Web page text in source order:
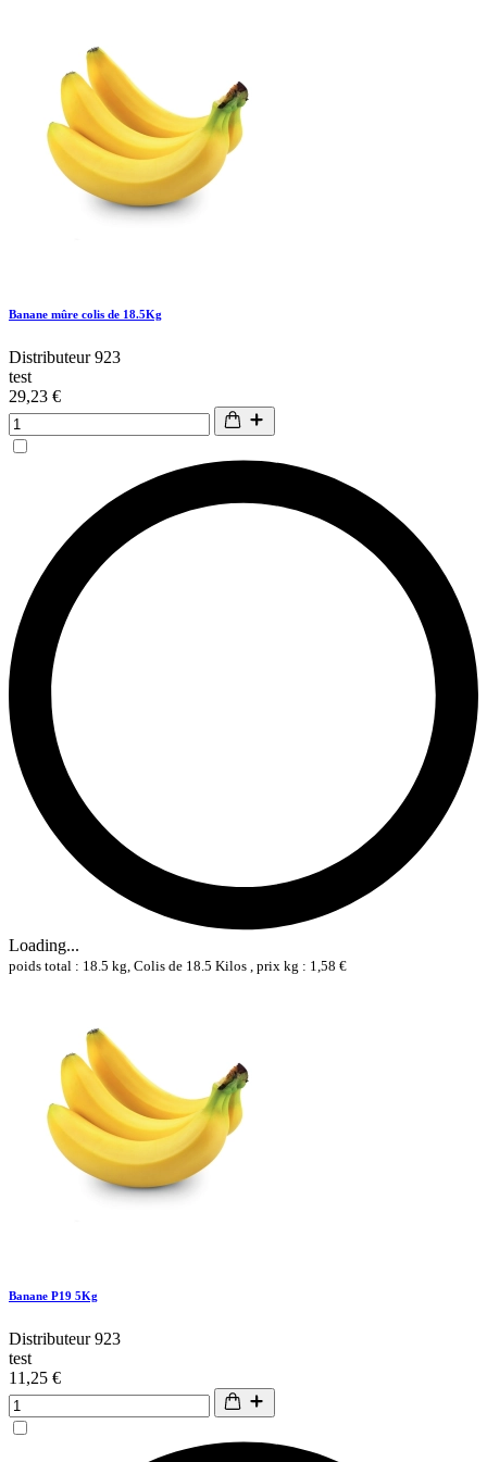
Banane mûre colis de 18.5Kg
Distributeur 923
test
29,23 €
Loading...
poids total : 18.5 kg, Colis de 18.5 Kilos , prix kg : 1,58 €
Banane P19 5Kg
Distributeur 923
test
11,25 €